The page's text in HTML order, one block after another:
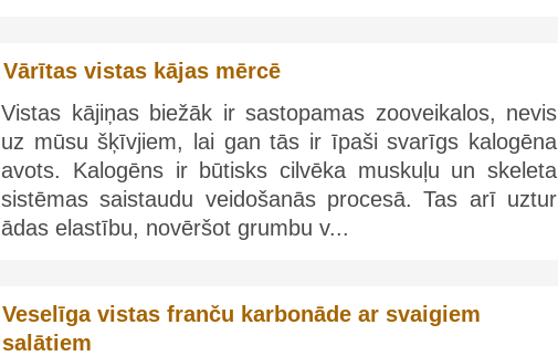
Vārītas vistas kājas mērcē
Vistas kājiņas biežāk ir sastopamas zooveikalos, nevis
uz mūsu šķīvjiem, lai gan tās ir īpaši svarīgs kalogēna
avots. Kalogēns ir būtisks cilvēka muskuļu un skeleta
sistēmas saistaudu veidošanās procesā. Tas arī uztur
ādas elastību, novēršot grumbu v...
Veselīga vistas franču karbonāde ar svaigiem
salātiem